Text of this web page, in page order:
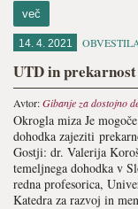
več
14. 4. 2021
UTD in prekarnost
Avtor:Gibanje za dostojno
Okrogla miza Je
dohodka zajeziti
Gostji: dr. Valerija
temeljnega dohodka v
redna profesorica,
Katedra za razvoj in